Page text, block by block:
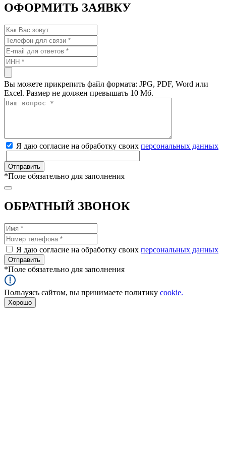
ОФОРМИТЬ ЗАЯВКУ
Вы можете прикрепить файл формата: JPG, PDF, Word или
Excel. Размер не должен превышать 10 Мб.
Я даю согласие на обработку своих персональных данных
*Поле обязательно для заполнения
ОБРАТНЫЙ ЗВОНОК
Я даю согласие на обработку своих персональных данных
*Поле обязательно для заполнения
Пользуясь сайтом, вы принимаете политику cookie.
Хорошо